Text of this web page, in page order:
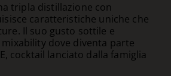
tripla distillazione con
caratteristiche uniche che
Il suo gusto sottile e
dove diventa parte
cocktail lanciato dalla famiglia